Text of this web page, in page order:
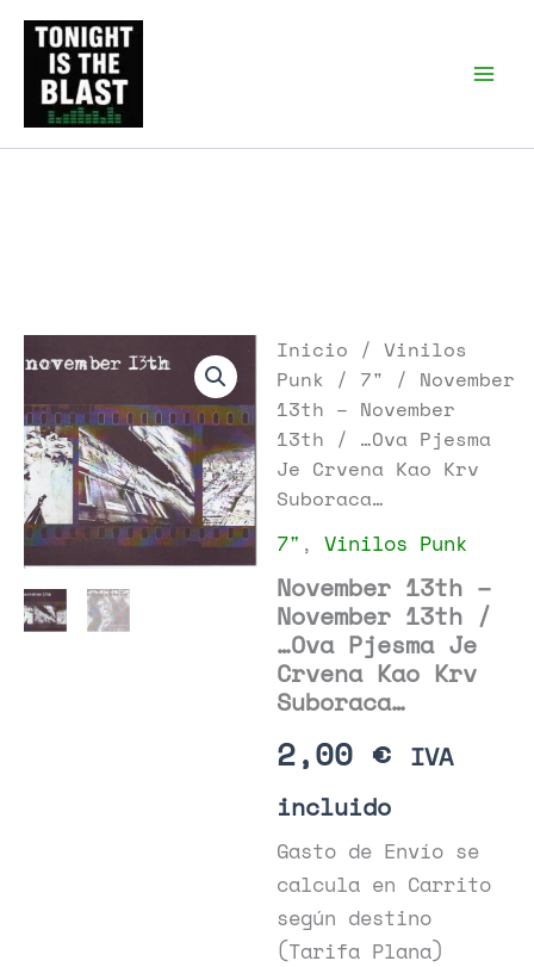
contenido
Inicio /Vinilos
Punk / 7" / November
13th – November
13th / …Ova Pjesma
Je Crvena Kao Krv
Suboraca…
7" ,Vinilos Punk
November 13th –
November 13th /
…Ova Pjesma Je
Crvena Kao Krv
Suboraca…
2,00 € IVA
incluido
Gasto de Envío se
calcula en Carrito
según destino
(Tarifa Plana)